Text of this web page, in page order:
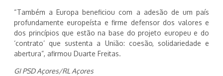
“Também a Europa beneficiou com a adesão de um país
profundamente europeísta e firme defensor dos valores e
dos princípios que estão na base do projeto europeu e do
‘contrato’ que sustenta a União: coesão, solidariedade e
abertura”, afirmou Duarte Freitas.
GI PSD Açores/RL Açores